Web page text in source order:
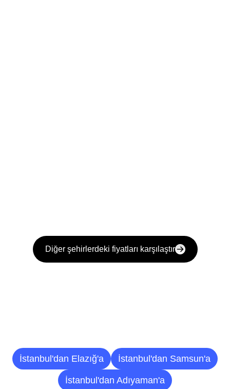
Diğer şehirlerdeki fiyatları karşılaştır
İstanbul'dan Elazığ'a İstanbul'dan Samsun'a
İstanbul'dan Adıyaman'a